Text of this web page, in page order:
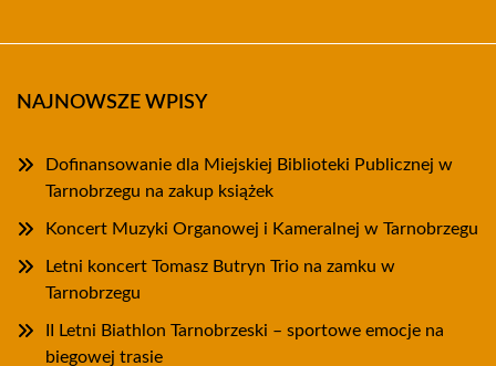
NAJNOWSZE WPISY
Dofinansowanie dla Miejskiej Biblioteki Publicznej w
Tarnobrzegu na zakup książek
Koncert Muzyki Organowej i Kameralnej w Tarnobrzegu
Letni koncert Tomasz Butryn Trio na zamku w
Tarnobrzegu
II Letni Biathlon Tarnobrzeski – sportowe emocje na
biegowej trasie